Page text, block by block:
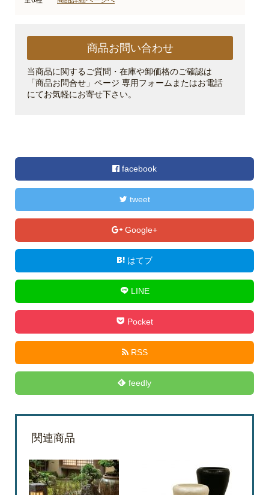
商品お問い合わせ
当商品に関するご質問・在庫や卸価格のご確認は
「商品お問合せ」ページ 専用フォームまたはお電話
にてお気軽にお寄せ下さい。
facebook
tweet
Google+
はてブ
LINE
Pocket
RSS
feedly
関連商品